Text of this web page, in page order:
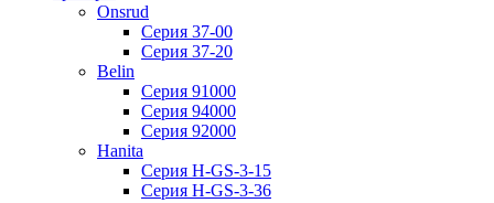
Onsrud
Серия 37-00
Серия 37-20
Belin
Серия 91000
Серия 94000
Серия 92000
Hanita
Серия H-GS-3-15
Серия H-GS-3-36